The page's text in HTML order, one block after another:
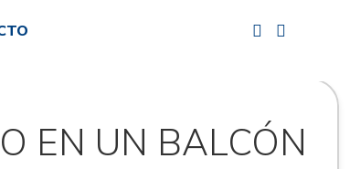
EN UN BALCÓN